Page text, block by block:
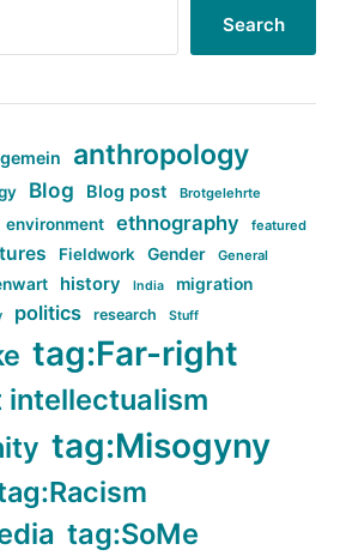
Search
anthropology
Blog Blog post Brotgelehrte
environment ethnography featured
Fieldwork Gender General
history India migration
politics research Stuff
tag:Far-right
tag:Misogyny
tag:SoMe